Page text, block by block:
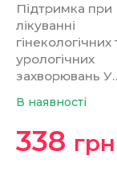
Підтримка при
лікуванні
гінекологічних
урологічних
захворювань
В наявності
338 грн